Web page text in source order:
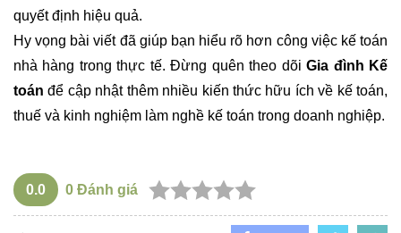
quyết định hiệu quả.
Hy vọng bài viết đã giúp bạn hiểu rõ hơn công việc kế toán
nhà hàng trong thực tế. Đừng quên theo dõiGia đình Kế
toán để cập nhật thêm nhiều kiến thức hữu ích về kế toán,
thuế và kinh nghiệm làm nghề kế toán trong doanh nghiệp.
0.0 0 Đánh giá